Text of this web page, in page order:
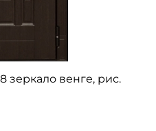
зеркало венге, рис.